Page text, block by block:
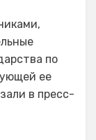
по
ее
в пресс-